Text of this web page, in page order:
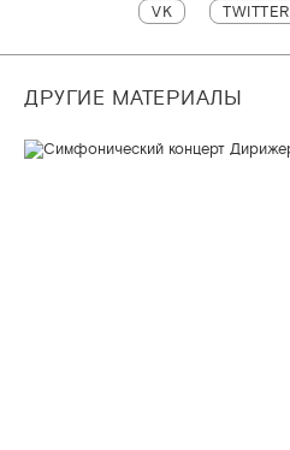
VK TWITTER
ДРУГИЕ МАТЕРИАЛЫ